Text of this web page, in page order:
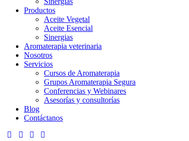
Productos
Aceite Vegetal
Aceite Esencial
Sinergias
Aromaterapia veterinaria
Nosotros
Servicios
Cursos de Aromaterapia
Grupos Aromaterapia Segura
Conferencias y Webinares
Asesorías y consultorías
Blog
Contáctanos